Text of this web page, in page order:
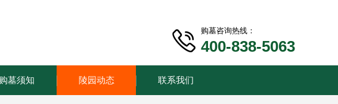
购墓咨询热线：
400-838-5063
购墓须知 陵园动态 联系我们